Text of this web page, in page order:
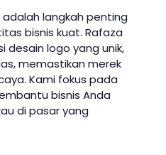
langkah penting
bisnis kuat. Rafaza
desain logo yang unik,
memastikan merek
Kami fokus pada
bisnis Anda
di pasar yang